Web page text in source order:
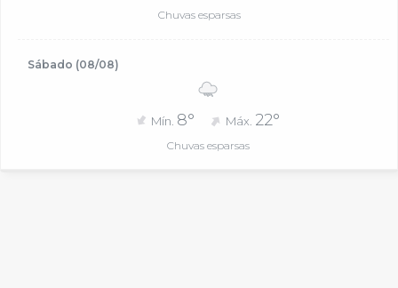
Chuvas esparsas
Sábado (08/08)
Mín. 8° Máx. 22°
Chuvas esparsas